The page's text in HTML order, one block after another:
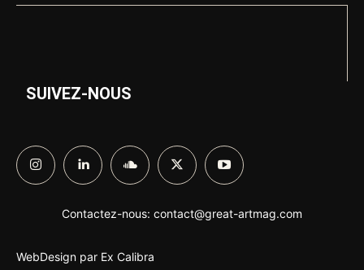
SUIVEZ-NOUS
Contactez-nous: contact@great-artmag.com
WebDesign par Ex Calibra